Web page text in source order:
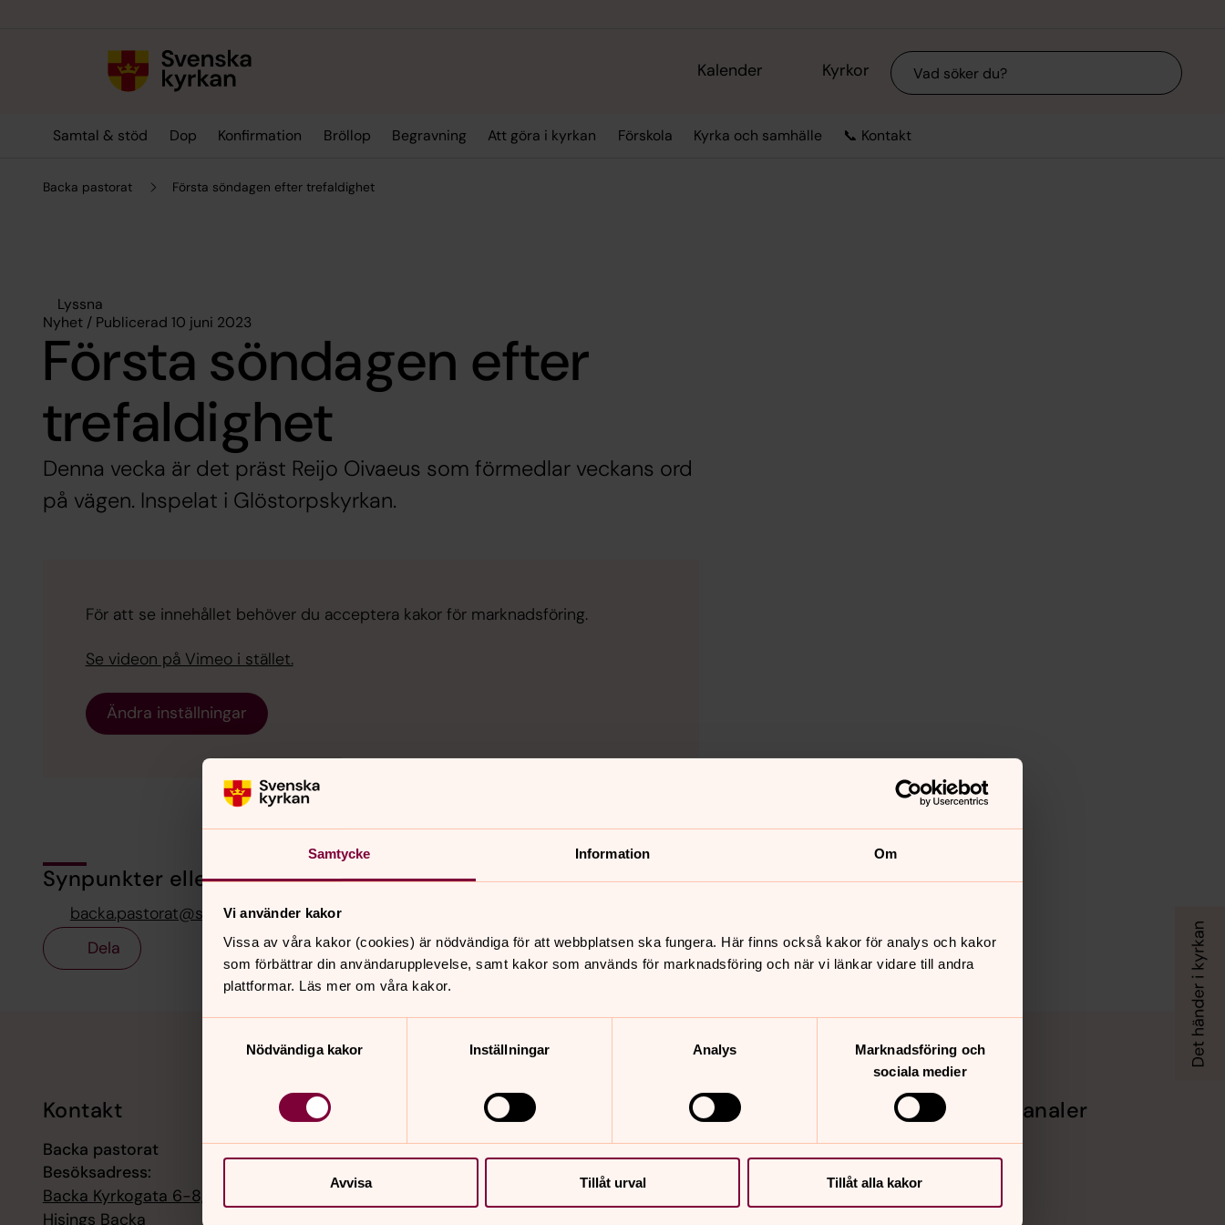
Samtycke Information Om
Vi använder kakor
Vissa av våra kakor (cookies) är nödvändiga för att webbplatsen ska fungera. Här finns också kakor för analys och kakor
som förbättrar din användarupplevelse, samt kakor som används för marknadsföring och när vi länkar vidare till andra
plattformar. Läs mer om våra kakor.
Nödvändiga kakor
Inställningar Analys
Marknadsföring och
sociala medier
Avvisa Tillåt urval Tillåt alla kakor
Kalender Kyrkor Sök
Samtal & stöd Dop Konfirmation Bröllop Begravning Att göra i kyrkan Förskola Kyrka och samhälle 📞 Kontakt
Backa pastorat Första söndagen efter trefaldighet
Lyssna
Nyhet / Publicerad 10 juni 2023
Första söndagen efter
trefaldighet
Denna vecka är det präst Reijo Oivaeus som förmedlar veckans ord
på vägen. Inspelat i Glöstorpskyrkan.
För att se innehållet behöver du acceptera kakor för marknadsföring.
Se videon på Vimeo i stället.
Ändra inställningar
Synpunkter eller frågor på sidans innehåll?
backa.pastorat@svenskakyrkan.se
Dela
Kontakt
Backa pastorat
Besöksadress:
Backa Kyrkogata 6-8, 42258
Hisings Backa
9 augusti 11.00
9 augusti 11.00
Hitta snabbt
Sidkarta
Sociala kanaler
Facebook
Instagram